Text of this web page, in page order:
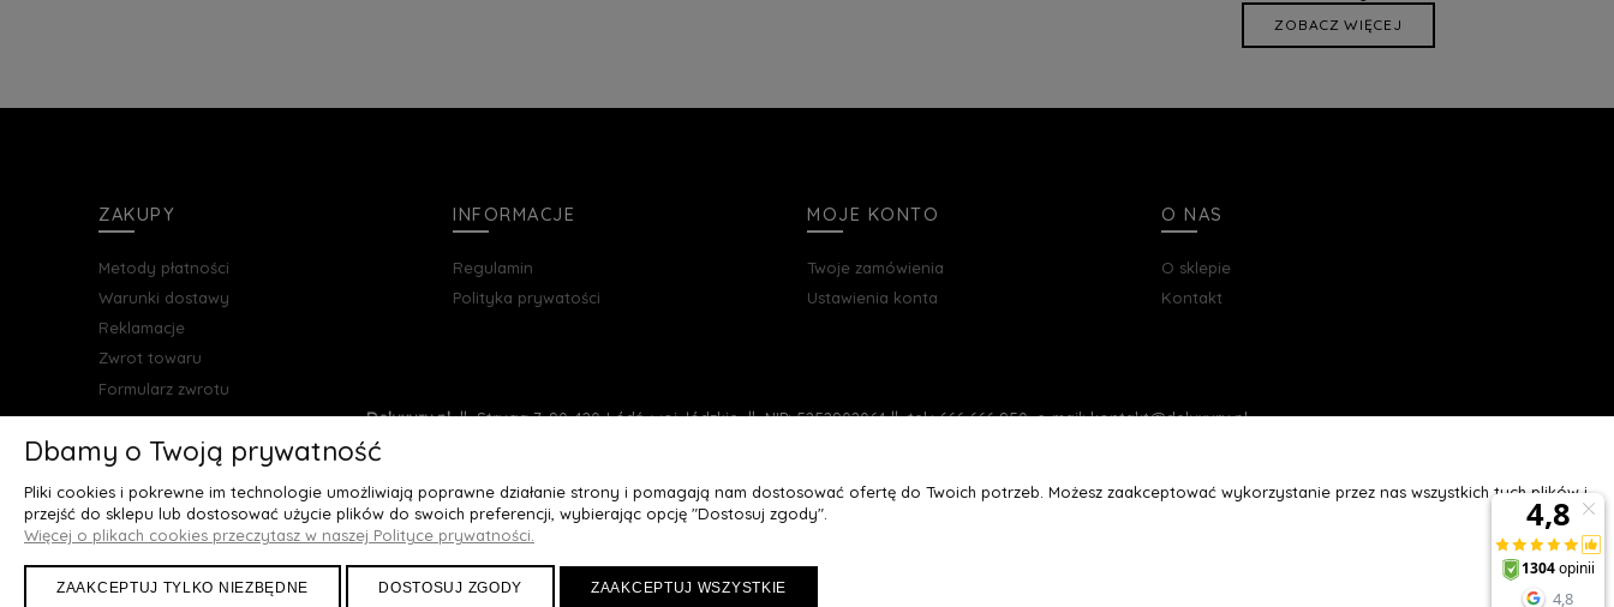
ZOBACZ WIĘCEJ
ZAKUPY
Metody płatności
Warunki dostawy
Reklamacje
Zwrot towaru
Formularz zwrotu
INFORMACJE
Regulamin
Polityka prywatości
MOJE KONTO
Twoje zamówienia
Ustawienia konta
O NAS
O sklepie
Kontakt
Deluxury.pl|| Struga 7, 90-420 Łódź, woj. łódzkie || NIP: 5252902064 || tel.: 666 666 950, e-mail: kontakt@deluxury.pl
MaxsoteRocoto Theme. All rights reserved
Dbamy o Twoją prywatność
Pliki cookies i pokrewne im technologie umożliwiają poprawne działanie strony i pomagają nam dostosować ofertę do Twoich potrzeb. Możesz zaakceptować wykorzystanie przez nas wszystkich tych plików i
przejść do sklepu lub dostosować użycie plików do swoich preferencji, wybierając opcję "Dostosuj zgody".
Więcej o plikach cookies przeczytasz w naszej Polityce prywatności.
ZAAKCEPTUJ TYLKO NIEZBĘDNE DOSTOSUJ ZGODY ZAAKCEPTUJ WSZYSTKIE